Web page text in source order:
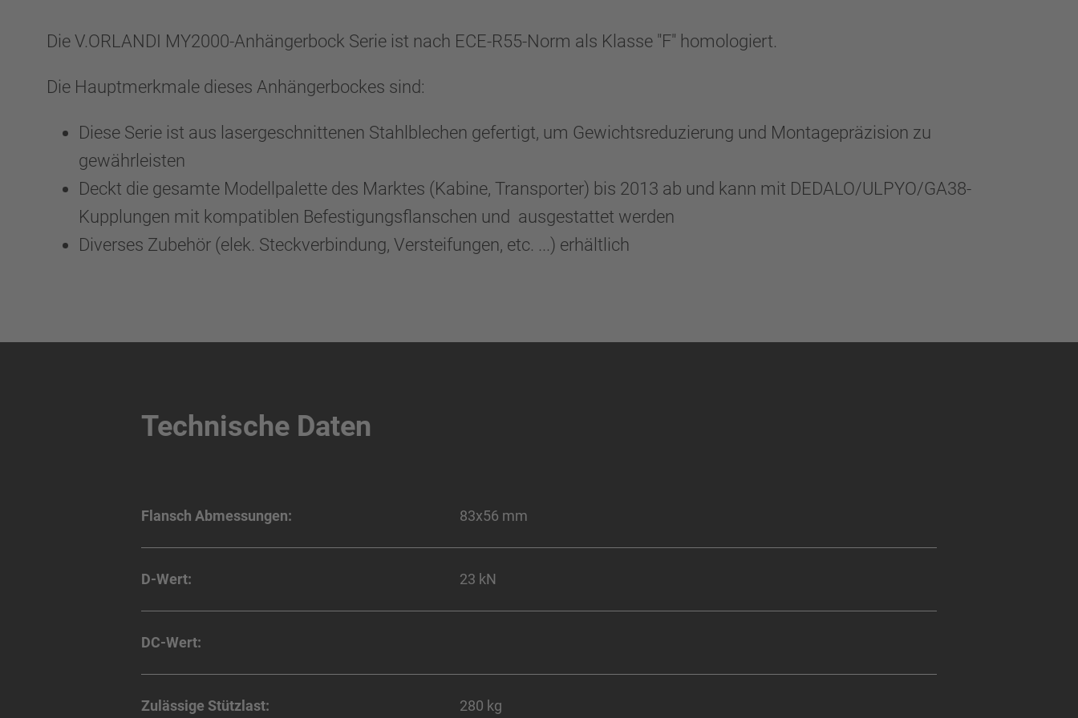
Die V.ORLANDI MY2000-Anhängerbock Serie ist nach ECE-R55-Norm als Klasse "F" homologiert.
Die Hauptmerkmale dieses Anhängerbockes sind:
Diese Serie ist aus lasergeschnittenen Stahlblechen gefertigt, um Gewichtsreduzierung und Montagepräzision zu
gewährleisten
Deckt die gesamte Modellpalette des Marktes (Kabine, Transporter) bis 2013 ab und kann mit DEDALO/ULPYO/GA38-
Kupplungen mit kompatiblen Befestigungsflanschen und ausgestattet werden
Diverses Zubehör (elek. Steckverbindung, Versteifungen, etc. ...) erhältlich
Technische Daten
Flansch Abmessungen: 83x56 mm
D-Wert: 23 kN
DC-Wert:
Zulässige Stützlast: 280 kg